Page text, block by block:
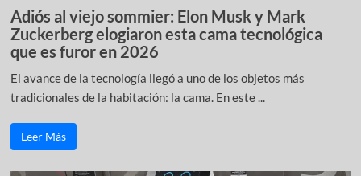
Adiós al viejo sommier: Elon Musk y Mark
Zuckerberg elogiaron esta cama tecnológica
que es furor en 2026
El avance de la tecnología llegó a uno de los objetos más
tradicionales de la habitación: la cama. En este ...
Leer Más